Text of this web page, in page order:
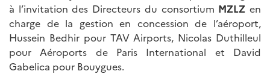
à l’invitation des Directeurs du consortium MZLZen
charge de la gestion en concession de l’aéroport,
Hussein Bedhir pour TAV Airports, Nicolas Duthilleul
pour Aéroports de Paris International et David
Gabelica pour Bouygues.